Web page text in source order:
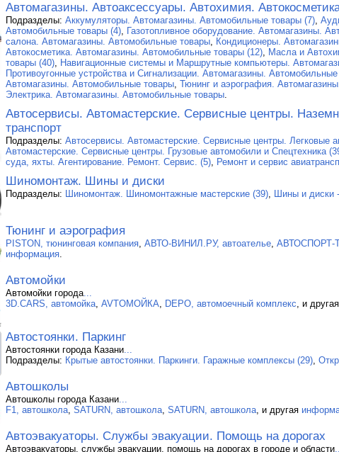
Автомагазины. Автоаксессуары. Автохимия.
Подразделы: Аккумуляторы. Автомагазины. Автомобильные товары (7),
Автомобильные товары (4), Газотопливное оборудование. Автомагазины.
салона. Автомагазины. Автомобильные товары, Кондиционеры.
Автокосметика. Автомагазины. Автомобильные товары (12), Масла и
товары (40), Навигационные системы и Маршрутные компьютеры.
Противоугонные устройства и Сигнализации. Автомагазины.
Автомагазины. Автомобильные товары, Тюнинг и аэрография.
Электрика. Автомагазины. Автомобильные товары.
Автосервисы. Автомастерские. Сервисные центры.
транспорт
Подразделы: Автосервисы. Автомастерские. Сервисные центры. Легковые
Автомастерские. Сервисные центры. Грузовые автомобили и Спецтехника
суда, яхты. Агентирование. Ремонт. Сервис. (5), Ремонт и сервис
Шиномонтаж. Шины и диски
Подразделы: Шиномонтаж. Шиномонтажные мастерские (39), Шины и диски
Тюнинг и аэрография
PISTON, тюнинговая компания, АВТО-ВИНИЛ.РУ, автоателье, АВТОСПОРТ-
информация.
Автомойки
Автомойки города...
3D.CARS, автомойка, AVTOМОЙКА, DEPO, автомоечный комплекс, и другая
Автостоянки. Паркинг
Автостоянки города Казани...
Подразделы: Крытые автостоянки. Паркинги. Гаражные комплексы (29),
Автошколы
Автошколы города Казани...
F1, автошкола, SATURN, автошкола, SATURN, автошкола, и другая
Автоэвакуаторы. Службы эвакуации. Помощь на дорогах
Автоэвакуаторы, службы эвакуации, помощь на дорогах в городе и области